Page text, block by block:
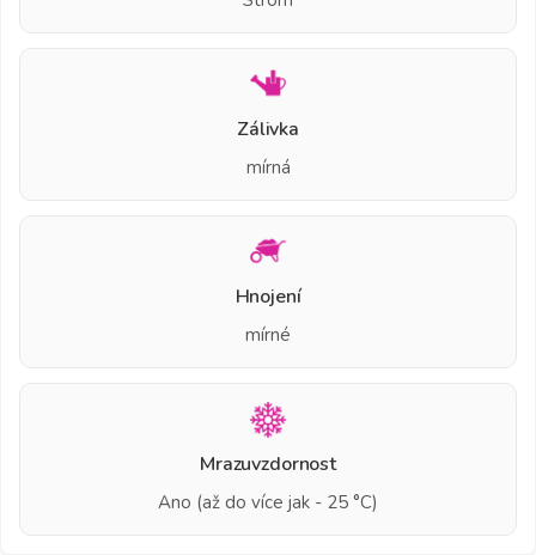
Zálivka
mírná
Hnojení
mírné
Mrazuvzdornost
Ano (až do více jak - 25 °C)